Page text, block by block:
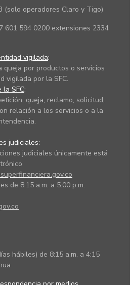
(solo operadores Claro y Tigo)
601 594 0200 extensiones 2334
vigilada:
queja por productos o servicios
vigilada por la SFC.
la SFC:
queja, reclamo, solicitud,
relación a los servicios o a la
judiciales:
judiciales únicamente está
de 8:15 a.m. a 5:00 p.m.
hábiles) de 8:15 a.m. a 4:15